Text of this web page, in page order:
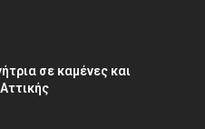
σε καμένες και